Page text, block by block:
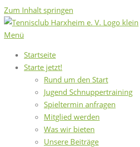
Zum Inhalt springen
Menü
Startseite
Starte jetzt!
Rund um den Start
Jugend Schnuppertraining
Spieltermin anfragen
Mitglied werden
Was wir bieten
Unsere Beiträge